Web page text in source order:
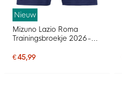
Nieuw
Mizuno Lazio Roma
Trainingsbroekje 2026-
Lichtgeel Wit
€ 45,99